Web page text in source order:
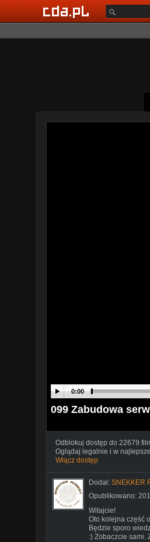
0:00
099 Zabudowa
Odblokuj dostęp do 22679
Oglądaj legalnie i w
Włącz dostęp
Dodał: SNEKKER
Opublikowano:
Witajcie!
Oto kolejna część
Będzie sporo
:) Zobaczcie sami.